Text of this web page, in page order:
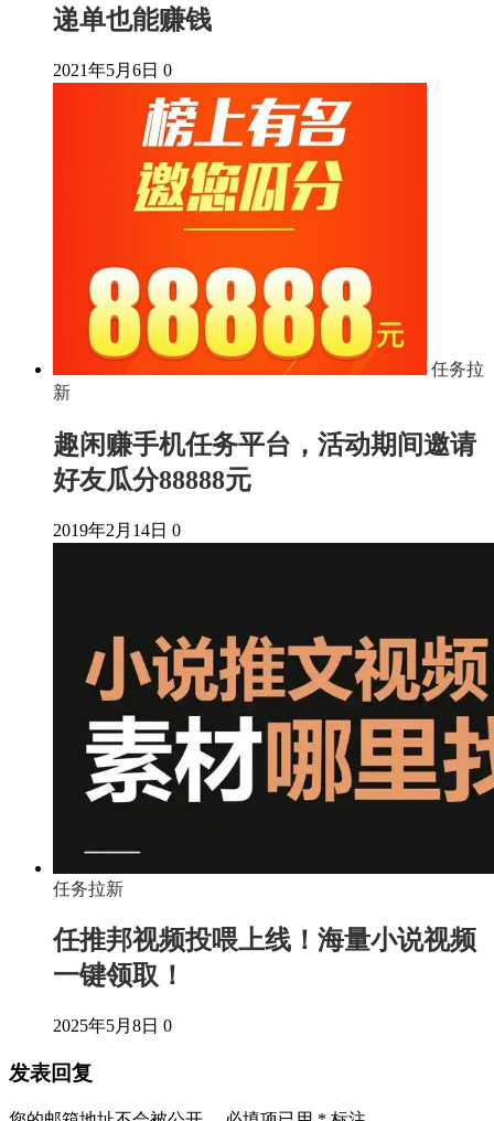
递单也能赚钱
2021年5月6日 0
任务拉
新
趣闲赚手机任务平台，活动期间邀请
好友瓜分88888元
2019年2月14日 0
任务拉新
任推邦视频投喂上线！海量小说视频
一键领取！
2025年5月8日 0
发表回复